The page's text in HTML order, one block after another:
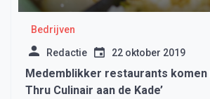
Bedrijven
Redactie 22 oktober 2019
Medemblikker restaurants komen
Thru Culinair aan de Kade’